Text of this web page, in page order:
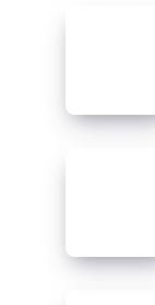
funktioniert